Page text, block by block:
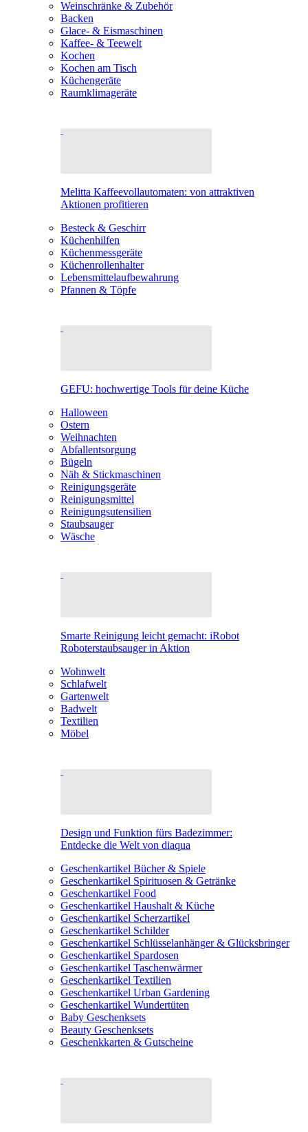
Weinschränke & Zubehör
Backen
Glace- & Eismaschinen
Kaffee- & Teewelt
Kochen
Kochen am Tisch
Küchengeräte
Raumklimageräte
Melitta Kaffeevollautomaten: von attraktiven
Aktionen profitieren
Besteck & Geschirr
Küchenhilfen
Küchenmessgeräte
Küchenrollenhalter
Lebensmittelaufbewahrung
Pfannen & Töpfe
GEFU: hochwertige Tools für deine Küche
Halloween
Ostern
Weihnachten
Abfallentsorgung
Bügeln
Näh & Stickmaschinen
Reinigungsgeräte
Reinigungsmittel
Reinigungsutensilien
Staubsauger
Wäsche
Smarte Reinigung leicht gemacht: iRobot
Roboterstaubsauger in Aktion
Wohnwelt
Schlafwelt
Gartenwelt
Badwelt
Textilien
Möbel
Design und Funktion fürs Badezimmer:
Entdecke die Welt von diaqua
Geschenkartikel Bücher & Spiele
Geschenkartikel Spirituosen & Getränke
Geschenkartikel Food
Geschenkartikel Haushalt & Küche
Geschenkartikel Scherzartikel
Geschenkartikel Schilder
Geschenkartikel Schlüsselanhänger & Glücksbringer
Geschenkartikel Spardosen
Geschenkartikel Taschenwärmer
Geschenkartikel Textilien
Geschenkartikel Urban Gardening
Geschenkartikel Wundertüten
Baby Geschenksets
Beauty Geschenksets
Geschenkkarten & Gutscheine